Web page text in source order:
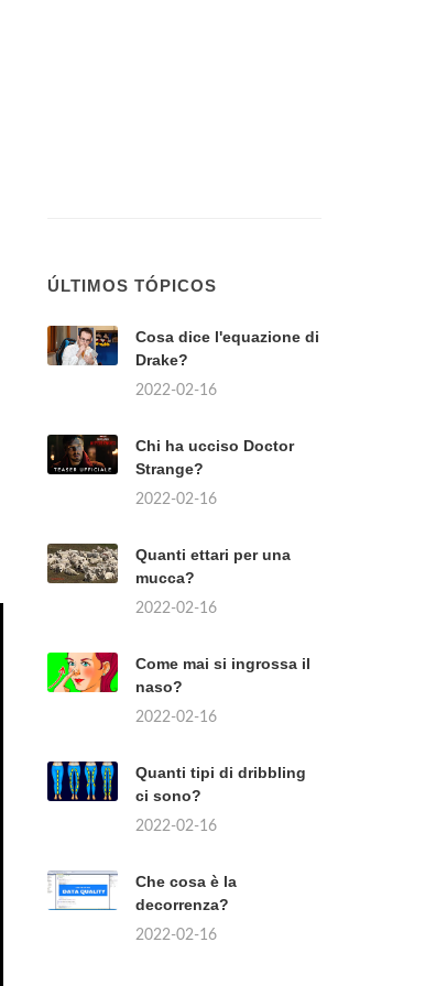
ÚLTIMOS TÓPICOS
Cosa dice l'equazione di
Drake?
2022-02-16
Chi ha ucciso Doctor
Strange?
2022-02-16
Quanti ettari per una
mucca?
2022-02-16
Come mai si ingrossa il
naso?
2022-02-16
Quanti tipi di dribbling
ci sono?
2022-02-16
Che cosa è la
decorrenza?
2022-02-16